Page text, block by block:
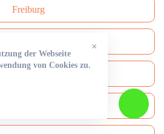
Freiburg
×
der Webseite
von Cookies zu.